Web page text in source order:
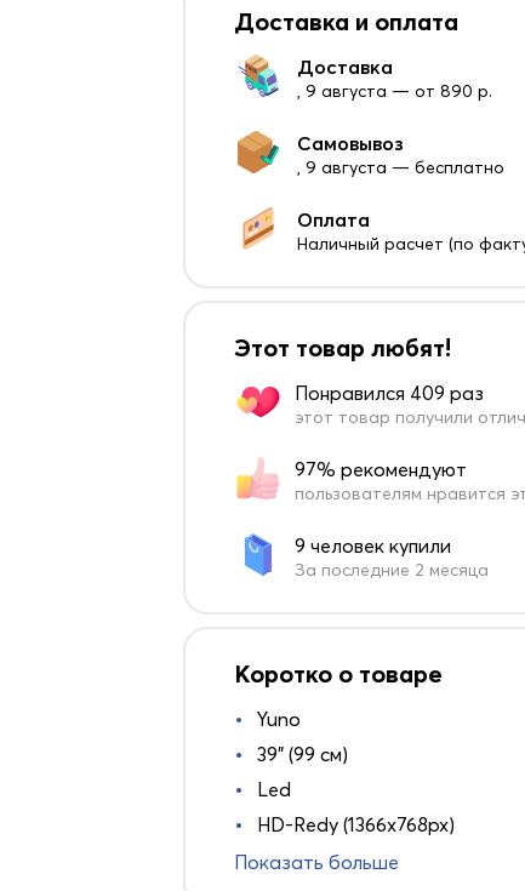
Доставка и оплата
Доставка
, 9 августа — от 890 р.
Самовывоз
, 9 августа — бесплатно
Оплата
Наличный расчет (по
Этот товар любят!
Понравился 409 раз
этот товар получили
97% рекомендуют
пользователям нравится
9 человек купили
За последние 2 месяца
Коротко о товаре
Yuno
39" (99 см)
Led
HD-Redy (1366x768px)
Показать больше